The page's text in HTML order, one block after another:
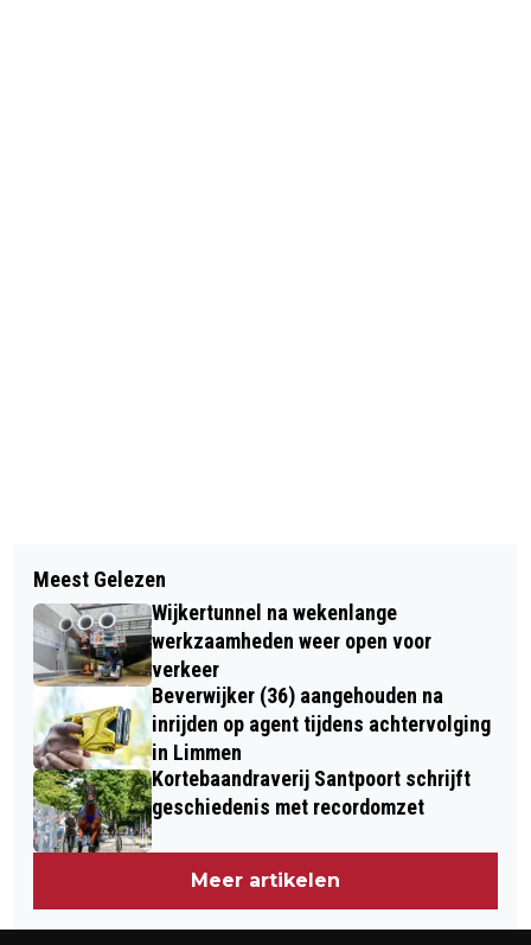
HDO GROEP KIEST CONTINEWS ALS
PR-PARTNER
SCOOTERRIJDER GEWOND OP
BERUCHTE KRUISING IN BEVERWIJK
Meest Gelezen
Wijkertunnel na wekenlange
werkzaamheden weer open voor
verkeer
Beverwijker (36) aangehouden na
inrijden op agent tijdens achtervolging
in Limmen
Kortebaandraverij Santpoort schrijft
geschiedenis met recordomzet
Meer artikelen